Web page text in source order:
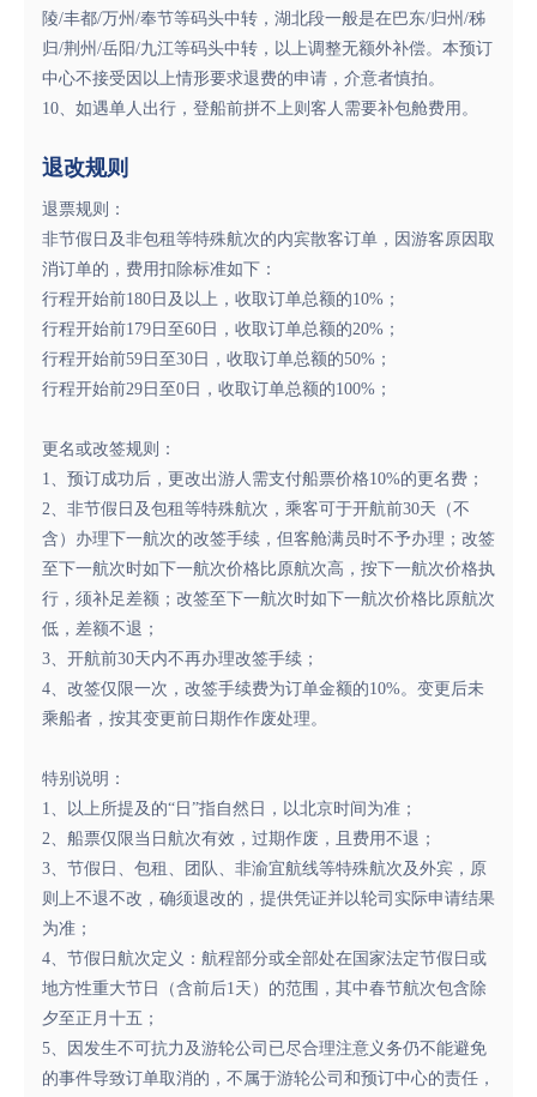
陵/丰都/万州/奉节等码头中转，湖北段一般是在巴东/归州/秭
归/荆州/岳阳/九江等码头中转，以上调整无额外补偿。本预订
中心不接受因以上情形要求退费的申请，介意者慎拍。
10、如遇单人出行，登船前拼不上则客人需要补包舱费用。
退改规则
退票规则：
非节假日及非包租等特殊航次的内宾散客订单，因游客原因取
消订单的，费用扣除标准如下：
行程开始前180日及以上，收取订单总额的10%；
行程开始前179日至60日，收取订单总额的20%；
行程开始前59日至30日，收取订单总额的50%；
行程开始前29日至0日，收取订单总额的100%；
更名或改签规则：
1、预订成功后，更改出游人需支付船票价格10%的更名费；
2、非节假日及包租等特殊航次，乘客可于开航前30天（不
含）办理下一航次的改签手续，但客舱满员时不予办理；改签
至下一航次时如下一航次价格比原航次高，按下一航次价格执
行，须补足差额；改签至下一航次时如下一航次价格比原航次
低，差额不退；
3、开航前30天内不再办理改签手续；
4、改签仅限一次，改签手续费为订单金额的10%。变更后未
乘船者，按其变更前日期作作废处理。
特别说明：
1、以上所提及的“日”指自然日，以北京时间为准；
2、船票仅限当日航次有效，过期作废，且费用不退；
3、节假日、包租、团队、非渝宜航线等特殊航次及外宾，原
则上不退不改，确须退改的，提供凭证并以轮司实际申请结果
为准；
4、节假日航次定义：航程部分或全部处在国家法定节假日或
地方性重大节日（含前后1天）的范围，其中春节航次包含除
夕至正月十五；
5、因发生不可抗力及游轮公司已尽合理注意义务仍不能避免
的事件导致订单取消的，不属于游轮公司和预订中心的责任，